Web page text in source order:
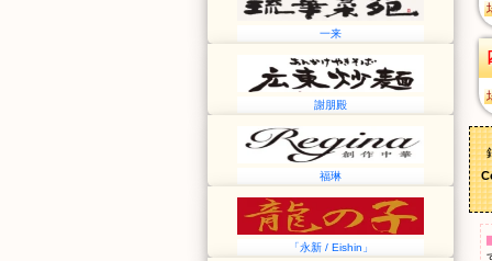
一来
謝朋殿
福琳
「永新 / Eishin」